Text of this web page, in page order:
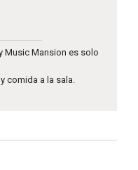
Music Mansion es solo
comida a la sala.